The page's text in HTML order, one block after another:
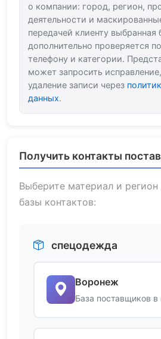
о компании: город, регион,
деятельности и
передачей клиенту выбранная
дополнительно проверяется
телефону и категории.
может запросить
удаление записи через
данных.
Получить контакты
Выберите материал и регион
базы контактов:
спецодежда
Воронеж
База поставщиков в